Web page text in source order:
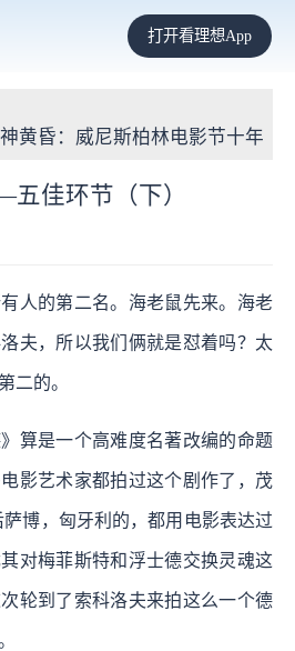
打开看理想App
黄昏：威尼斯柏林电影节十年
佳环节（下）
人的第二名。海老鼠先来。海老
夫，所以我们俩就是怼着吗？太
二的。
算是一个高难度名著改编的命题
影艺术家都拍过这个剧作了，茂
博，匈牙利的，都用电影表达过
对梅菲斯特和浮士德交换灵魂这
轮到了索科洛夫来拍这么一个德